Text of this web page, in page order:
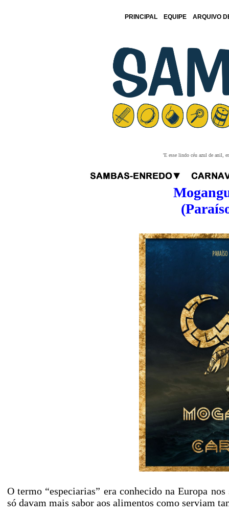
PRINCIPAL EQUIPE ARQUIVO
'E esse lindo céu azul de anil,
O termo “especiarias” era conhecido na Europa
só davam mais sabor aos alimentos como serviam